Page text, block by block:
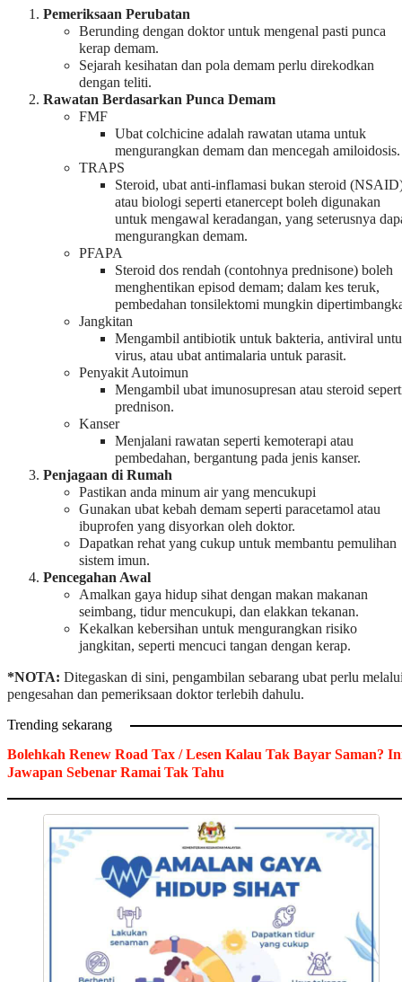
Pemeriksaan Perubatan
Berunding dengan doktor untuk mengenal pasti punca
kerap demam.
Sejarah kesihatan dan pola demam perlu direkodkan
dengan teliti.
Rawatan Berdasarkan Punca Demam
FMF
Ubat colchicine adalah rawatan utama untuk
mengurangkan demam dan mencegah amiloidosis.
TRAPS
Steroid, ubat anti-inflamasi bukan steroid
atau biologi seperti etanercept boleh digunakan
untuk mengawal keradangan, yang seterusnya
mengurangkan demam.
PFAPA
Steroid dos rendah (contohnya prednisone) boleh
menghentikan episod demam; dalam kes teruk,
pembedahan tonsilektomi mungkin
Jangkitan
Mengambil antibiotik untuk bakteria, antiviral
virus, atau ubat antimalaria untuk parasit.
Penyakit Autoimun
Mengambil ubat imunosupresan atau steroid
prednison.
Kanser
Menjalani rawatan seperti kemoterapi atau
pembedahan, bergantung pada jenis kanser.
Penjagaan di Rumah
Pastikan anda minum air yang mencukupi
Gunakan ubat kebah demam seperti paracetamol atau
ibuprofen yang disyorkan oleh doktor.
Dapatkan rehat yang cukup untuk membantu pemulihan
sistem imun.
Pencegahan Awal
Amalkan gaya hidup sihat dengan makan makanan
seimbang, tidur mencukupi, dan elakkan tekanan.
Kekalkan kebersihan untuk mengurangkan risiko
jangkitan, seperti mencuci tangan dengan kerap.
*NOTA: Ditegaskan di sini, pengambilan sebarang ubat perlu
pengesahan dan pemeriksaan doktor terlebih dahulu.
Trending sekarang
Bolehkah Renew Road Tax / Lesen Kalau Tak Bayar Saman?
Jawapan Sebenar Ramai Tak Tahu